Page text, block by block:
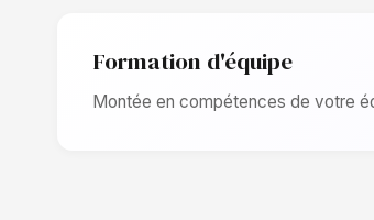
Formation d'équipe
Montée en compétences de votre